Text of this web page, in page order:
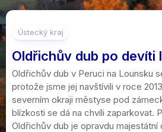
Ústecký kraj
Oldřichův dub po devíti
Oldřichův dub v Peruci na Lounsku
protože jsme jej navštívili v roce
severním okraji městyse pod
blízkosti se dá na chvíli zaparkovat.
Oldřichův dub je opravdu majestátní